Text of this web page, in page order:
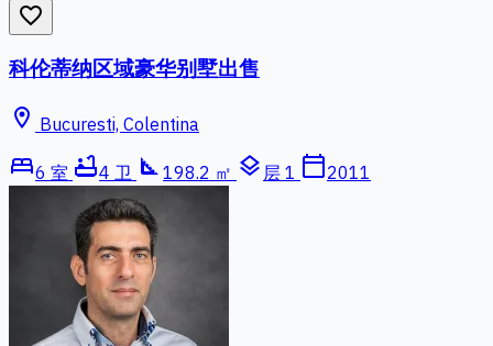
favorite_border
科伦蒂纳区域豪华别墅出售
location_on Bucuresti, Colentina
bed6 室 bathtub4 卫 square_foot 198.2 ㎡ layers 层 1 calendar_today2011